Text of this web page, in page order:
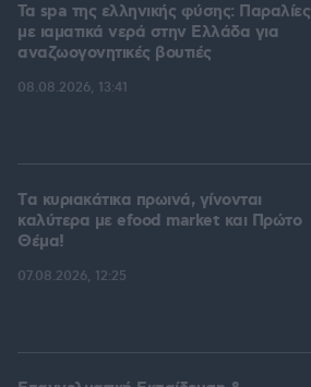
Τα spa της ελληνικής φύσης: Παραλίες
με ιαματικά νερά στην Ελλάδα για
αναζωογονητικές βουτιές
08.08.2026, 13:41
Tα κυριακάτικα πρωινά, γίνονται
καλύτερα με efood market και Πρώτο
Θέμα!
07.08.2026, 12:25